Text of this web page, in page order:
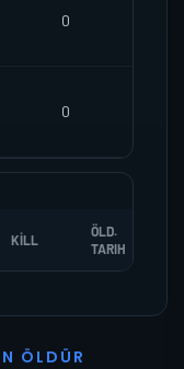
0
0
KILL
ÖLD.
TARIH
N Ö L D Ü R